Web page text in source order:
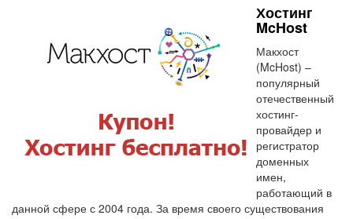
Хостинг
McHost
Макхост
(McHost) –
популярный
отечественный
хостинг-
провайдер и
регистратор
доменных
имен,
работающий в
данной сфере с 2004 года. За время своего существования